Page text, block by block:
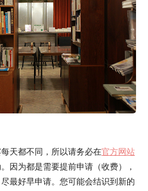
天都不同，所以请务必在官方网站
因为都是需要提前申请（收费），
最好早申请。您可能会结识到新的